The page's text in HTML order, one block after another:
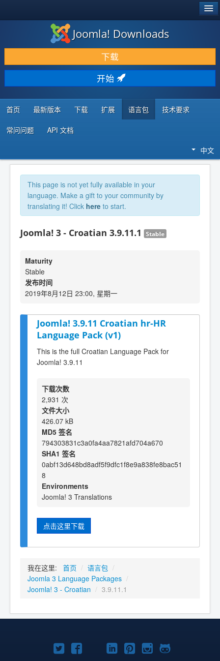
下载 & 扩展
发现 & 学习
社区 & 支持
开发者资源
Joomla! Downloads
下载
开始
首页 最新版本 下载 扩展 语言包 技术要求
常问问题 API 文档
中文
This page is not yet fully available in your
language. Make a gift to your community by
translating it! Click here to start.
Joomla! 3 - Croatian 3.9.11.1 Stable
Maturity
Stable
发布时间
2019年8月12日 23:00, 星期一
Joomla! 3.9.11 Croatian hr-HR
Language Pack (v1)
This is the full Croatian Language Pack for
Joomla! 3.9.11
下载次数
2,931 次
文件大小
426.07 kB
MD5 签名
794303831c3a0fa4aa7821afd704a670
SHA1 签名
0abf13d648bd8adf5f9dfc1f8e9a838fe8bac51
8
Environments
Joomla! 3 Translations
点击这里下载
我在这里: 首页 / 语言包 /
Joomla 3 Language Packages /
Joomla! 3 - Croatian / 3.9.11.1
TwitterFacebookYouTube
LinkedIn
Pinterest
Instagram
GitHub